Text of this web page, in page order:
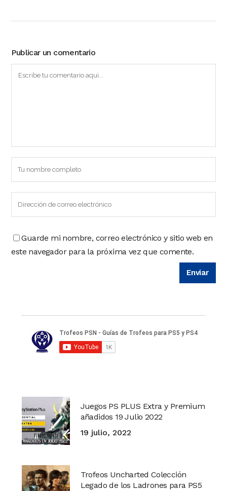
Publicar un comentario
Guarde mi nombre, correo electrónico y sitio web en
este navegador para la próxima vez que comente.
Juegos PS PLUS Extra y Premium
añadidos 19 Julio 2022
19 julio, 2022
Trofeos Uncharted Colección
Legado de los Ladrones para PS5